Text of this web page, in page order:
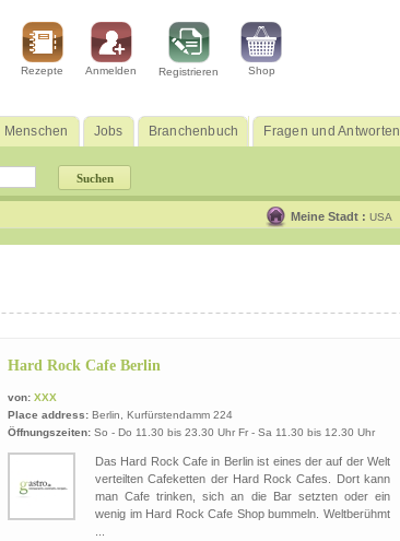
Rezepte Anmelden Registrieren Shop
Menschen Jobs Branchenbuch Fragen und Antworten
Meine Stadt : USA
Hard Rock Cafe Berlin
von: XXX
Place address: Berlin, Kurfürstendamm 224
Öffnungszeiten: So - Do 11.30 bis 23.30 Uhr Fr - Sa 11.30 bis 12.30 Uhr
Das Hard Rock Cafe in Berlin ist eines der auf der Welt
verteilten Cafeketten der Hard Rock Cafes. Dort kann
man Cafe trinken, sich an die Bar setzten oder ein
wenig im Hard Rock Cafe Shop bummeln. Weltberühmt